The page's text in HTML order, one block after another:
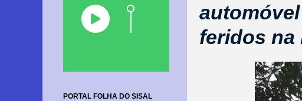
feridos na
PORTAL FOLHA DO SISAL